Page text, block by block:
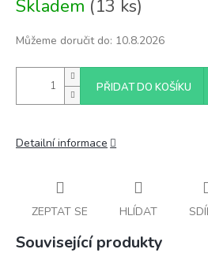
Skladem (13 ks)
Můžeme doručit do: 10.8.2026
PŘIDAT DO KOŠÍKU
Detailní informace
ZEPTAT SE HLÍDAT
Související produkty